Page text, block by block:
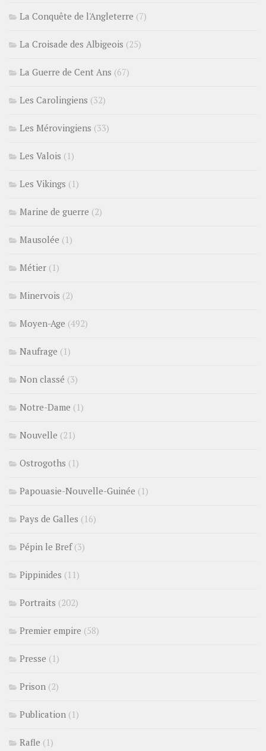
La Conquête de l'Angleterre (7)
La Croisade des Albigeois (25)
La Guerre de Cent Ans (67)
Les Carolingiens (32)
Les Mérovingiens (33)
Les Valois (1)
Les Vikings (1)
Marine de guerre (2)
Mausolée (1)
Métier (1)
Minervois (2)
Moyen-Age (492)
Naufrage (1)
Non classé (3)
Notre-Dame (1)
Nouvelle (21)
Ostrogoths (1)
Papouasie-Nouvelle-Guinée (1)
Pays de Galles (16)
Pépin le Bref(3)
Pippinides (11)
Portraits (202)
Premier empire (58)
Presse (1)
Prison (2)
Publication (1)
Rafle (1)